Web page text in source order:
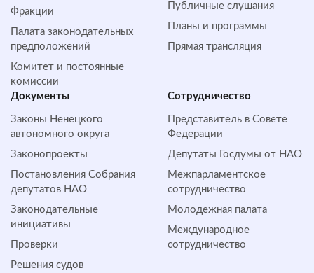
Фракции
Палата законодательных
предположений
Комитет и постоянные
комиссии
Публичные слушания
Планы и программы
Прямая трансляция
Документы
Законы Ненецкого
автономного округа
Законопроекты
Постановления Собрания
депутатов НАО
Законодательные
инициативы
Проверки
Решения судов
Сотрудничество
Представитель в Совете
Федерации
Депутаты Госдумы от НАО
Межпарламентское
сотрудничество
Молодежная палата
Международное
сотрудничество